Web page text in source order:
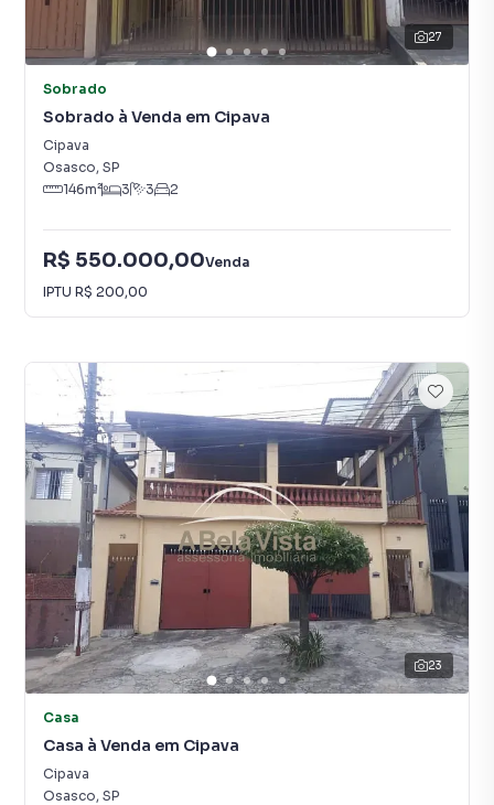
27
Sobrado
Sobrado à Venda em Cipava
Cipava
Osasco, SP
146m² 3 3 2
R$ 550.000,00Venda
IPTU R$ 200,00
23
Casa
Casa à Venda em Cipava
Cipava
Osasco, SP